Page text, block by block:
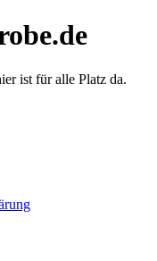
ist für alle Platz da.